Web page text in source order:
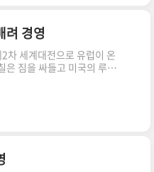
아이디어를 직접 실천한 한
녀의 이런 행동들은 직장생
이사까지 오르게 되었다.
려 경영
차 세계대전으로 유럽이 온
은 짐을 싸들고 미국의 루즈
탄을 퍼붓고 가는 독일군을
다. 처칠은 이 사실을 말하
않았다. 호텔로 돌아온 처칠
정하며 목욕을 하고 있었
서 두 정상은 서로의 마음을
“미합중국 대통령 각하, 영